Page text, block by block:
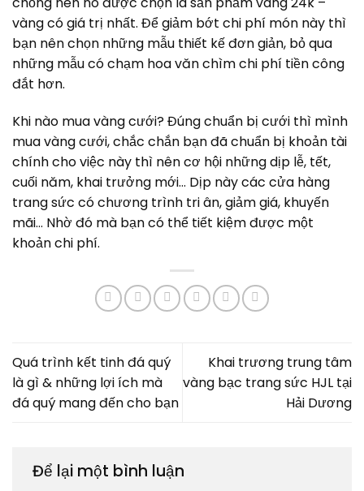
vàng có giá trị nhất. Để giảm bớt chi phí món này thì
bạn nên chọn những mẫu thiết kế đơn giản, bỏ qua
những mẫu có chạm hoa văn chìm chi phí tiền công
đắt hơn.
Khi nào mua vàng cưới? Đúng chuẩn bị cưới thì mình
mua vàng cưới, chắc chắn bạn đã chuẩn bị khoản tài
chính cho việc này thì nên cơ hội những dịp lễ, tết,
cuối năm, khai trưởng mới… Dịp này các cửa hàng
trang sức có chương trình tri ân, giảm giá, khuyến
mãi… Nhờ đó mà bạn có thể tiết kiệm được một
khoản chi phí.
Quá trình kết tinh đá quý
là gì & những lợi ích mà
đá quý mang đến cho bạn
Khai trương trung tâm
vàng bạc trang sức HJL tại
Hải Dương
Để lại một bình luận